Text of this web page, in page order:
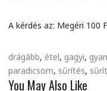
A kérdés az: Megéri 100
drágább, étel, gagyi,
paradicsom, sűrítés,
You May Also Like